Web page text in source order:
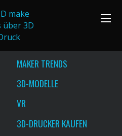
MAKER TRENDS
3D-MODELLE
VR
3D-DRUCKER KAUFEN